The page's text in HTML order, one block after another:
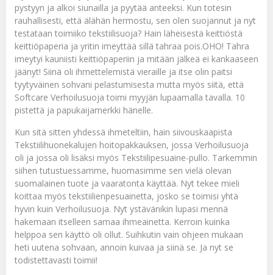
pystyyn ja alkoi siunailla ja pyytää anteeksi. Kun totesin
rauhallisesti, että älähän hermostu, sen olen suojannut ja nyt
testataan toimiiko tekstiilisuoja? Hain läheisestä keittiöstä
keittiöpaperia ja yritin imeyttää sillä tahraa pois.OHO! Tahra
imeytyi kauniisti keittiöpaperiin ja mitään jälkeä ei kankaaseen
jäänyt! Siinä oli ihmettelemistä vieraille ja itse olin paitsi
tyytyväinen sohvani pelastumisesta mutta myös siitä, että
Softcare Verhoilusuoja toimi myyjän lupaamalla tavalla. 10
pistettä ja papukaijamerkki hänelle.
Kun sitä sitten yhdessä ihmeteltiin, hain siivouskaapista
Tekstiilihuonekalujen hoitopakkauksen, jossa Verhoilusuoja
oli ja jossa oli lisäksi myös Tekstiilipesuaine-pullo. Tarkemmin
siihen tutustuessamme, huomasimme sen vielä olevan
suomalainen tuote ja vaaratonta käyttää. Nyt tekee mieli
koittaa myös tekstiilienpesuainetta, josko se toimisi yhtä
hyvin kuin Verhoilusuoja. Nyt ystävänikin lupasi mennä
hakemaan itselleen samaa ihmeainetta. Kerroin kuinka
helppoa sen käyttö oli ollut. Suihkutin vain ohjeen mukaan
heti uutena sohvaan, annoin kuivaa ja siinä se. Ja nyt se
todistettavasti toimii!